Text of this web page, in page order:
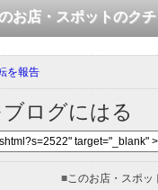
お店・スポットのク
を報告
ログにはる
■このお店・スポッ